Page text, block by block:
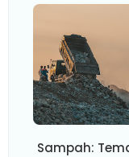
Sampah: